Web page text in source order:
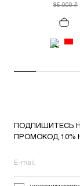
85 000 ₽
ПОДПИШИТЕСЬ
ПРОМОКОД 10%